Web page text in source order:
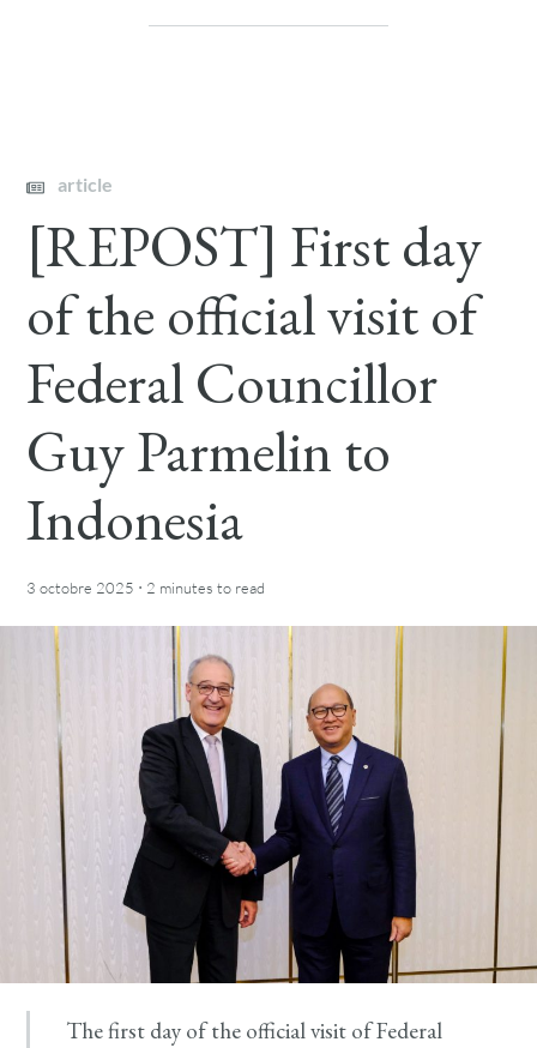
article
[REPOST] First day
of the official visit of
Federal Councillor
Guy Parmelin to
Indonesia
3 octobre 2025 · 2 minutes to read
The first day of the official visit of Federal